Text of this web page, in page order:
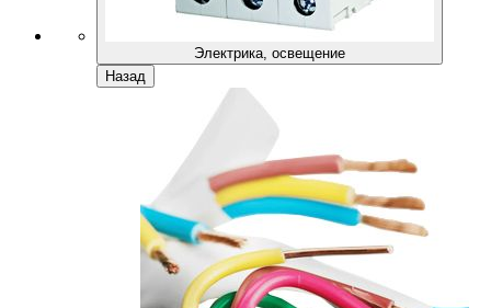
Электрика, освещение
Назад